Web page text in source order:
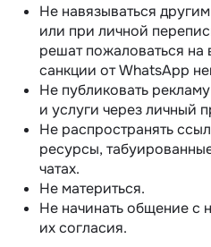
Не навязываться
или при личной
решат пожаловаться на
санкции от WhatsApp
Не публиковать
и услуги через личный
Не распространять
ресурсы,
чатах.
Не материться.
Не начинать общение с
их согласия.